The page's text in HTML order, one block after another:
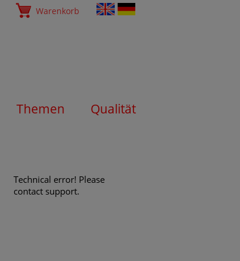
Warenkorb
Themen Qualität
Technical error! Please
contact support.